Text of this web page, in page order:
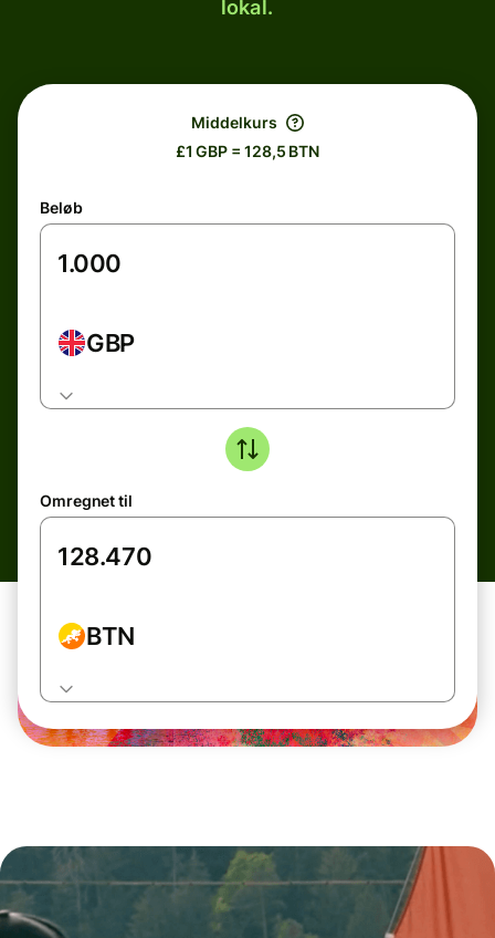
lokal.
Middelkurs
£1 GBP = 128,5 BTN
Beløb
GBP
Omregnet til
BTN